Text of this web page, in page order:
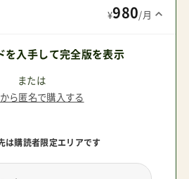
ーカー。ということで締め
店（GMPインターナショナ
クより ジュールズハブプラ
児OKトラベルシステム対応
で探す ジュールズの最安
がポイントオランダブラン
¥980/月
を入手して完全版を表示
または
ら匿名で購入する
は購読者限定エリアです